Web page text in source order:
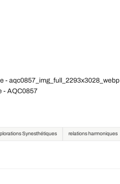
- aqc0857_img_full_2293x3028_webp
- AQC0857
Synesthétiques relations harmoniques